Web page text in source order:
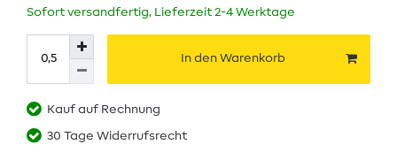
Sofort versandfertig, Lieferzeit 2-4 Werktage
In den Warenkorb
Kauf auf Rechnung
30 Tage Widerrufsrecht